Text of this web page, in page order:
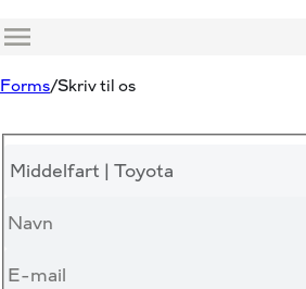
Menu
Forms Skriv til os